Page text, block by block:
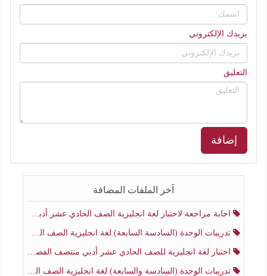
بريدك الإلكتروني
التعليق
إضافة
آخر الملفات المضافة
اجابة مراجعة لاختبار لغة انجليزية الصف الحادي عشر أدبي منتصف الفصل الثاني
تدريبات الوحدة (السادسة السابعة) لغة انجليزية الصف الحادي عشر أدبي منتصف الفصل الثاني
اختبار لغة انجليزية للصف الحادي عشر أدبي منتصف الفصل الثاني
تدريبات الوحدة (السادسة والسابعة) لغة انجليزية الصف الحادي عشر أدبي الفصل الثاني